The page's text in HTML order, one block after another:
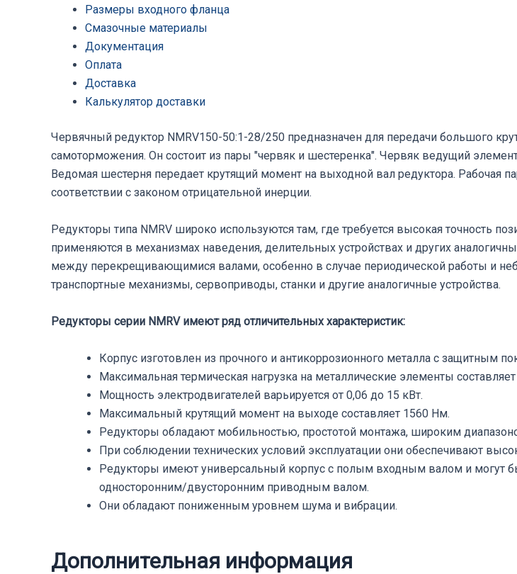
Размеры входного фланца
Смазочные материалы
Документация
Оплата
Доставка
Калькулятор доставки
Червячный редуктор NMRV150-50:1-28/250 предназначен для передачи большого
самоторможения. Он состоит из пары "червяк и шестеренка". Червяк ведущий
Ведомая шестерня передает крутящий момент на выходной вал редуктора. Рабочая
соответствии с законом отрицательной инерции.
Редукторы типа NMRV широко используются там, где требуется высокая точность
применяются в механизмах наведения, делительных устройствах и других
между перекрещивающимися валами, особенно в случае периодической работы и
транспортные механизмы, сервоприводы, станки и другие аналогичные устройства.
Редукторы серии NMRV имеют ряд отличительных характеристик:
Корпус изготовлен из прочного и антикоррозионного металла с защитным
Максимальная термическая нагрузка на металлические элементы составляет
Мощность электродвигателей варьируется от 0,06 до 15 кВт.
Максимальный крутящий момент на выходе составляет 1560 Нм.
Редукторы обладают мобильностью, простотой монтажа, широким
При соблюдении технических условий эксплуатации они обеспечивают
Редукторы имеют универсальный корпус с полым входным валом и могут
односторонним/двусторонним приводным валом.
Они обладают пониженным уровнем шума и вибрации.
Дополнительная информация